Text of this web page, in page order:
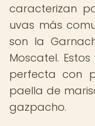
caracterizan
uvas más
son la
Moscatel.
perfecta con
paella de
gazpacho.